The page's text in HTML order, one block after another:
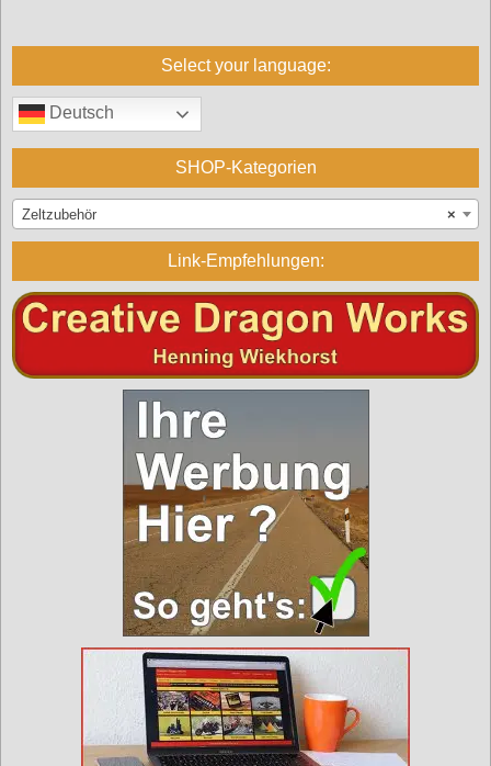
Select your language:
Deutsch
SHOP-Kategorien
×
Zeltzubehör
Link-Empfehlungen: